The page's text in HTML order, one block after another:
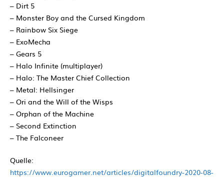
– Dirt 5
– Monster Boy and the Cursed Kingdom
– Rainbow Six Siege
– ExoMecha
– Gears 5
– Halo Infinite (multiplayer)
– Halo: The Master Chief Collection
– Metal: Hellsinger
– Ori and the Will of the Wisps
– Orphan of the Machine
– Second Extinction
– The Falconeer
Quelle:
https://www.eurogamer.net/articles/digitalfoundry-2020-08-